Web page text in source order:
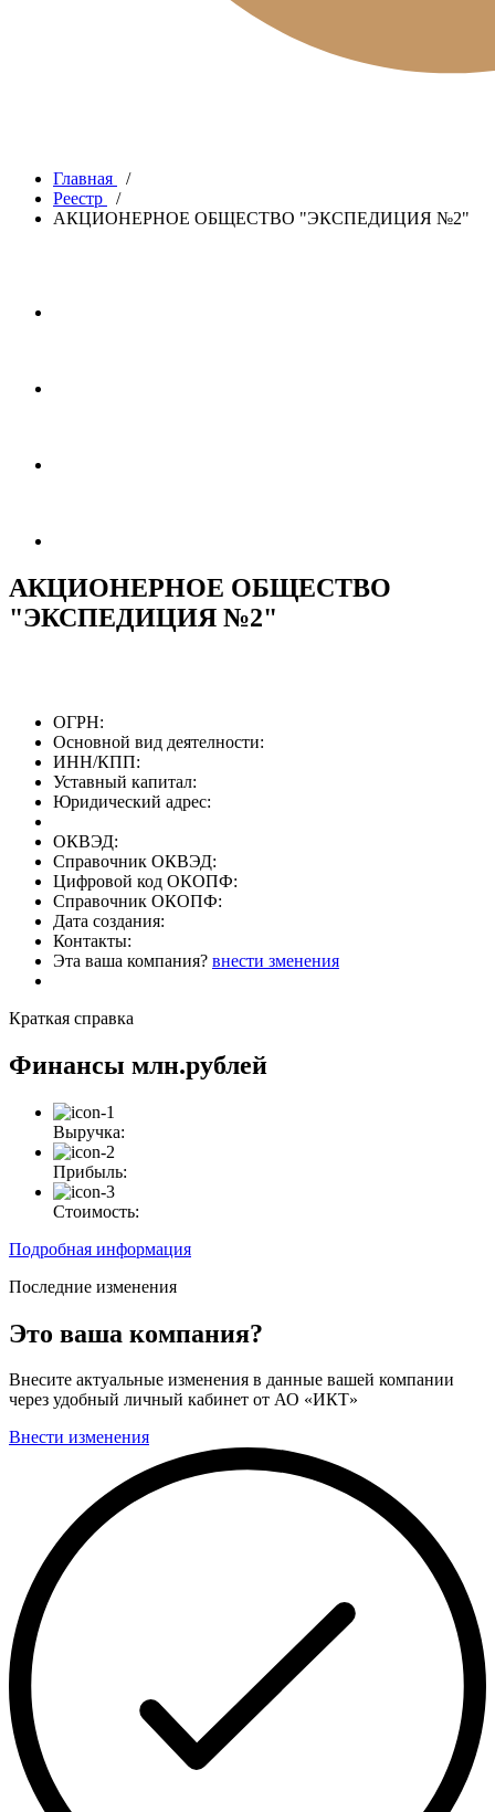
Главная
/
Реестр
/
АКЦИОНЕРНОЕ ОБЩЕСТВО "ЭКСПЕДИЦИЯ №2"
АКЦИОНЕРНОЕ ОБЩЕСТВО
"ЭКСПЕДИЦИЯ №2"
ОГРН:
Основной вид деятелности:
ИНН/КПП:
Уставный капитал:
Юридический адрес:
ОКВЭД:
Справочник ОКВЭД:
Цифровой код ОКОПФ:
Справочник ОКОПФ:
Дата создания:
Контакты:
Эта ваша компания? внести зменения
Краткая справка
Финансы млн.рублей
Выручка:
Прибыль:
Стоимость:
Подробная информация
Последние изменения
Это ваша компания?
Внесите актуальные изменения в данные вашей компании
через удобный личный кабинет от АО «ИКТ»
Внести изменения